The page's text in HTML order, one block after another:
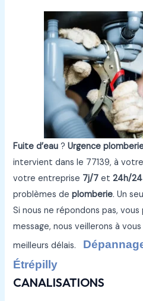
Fuite d’eau ?Urgence
intervient dans le 77139, à
votre entreprise 7j/7 et24h/24
problèmes deplomberie. Un
Si nous ne répondons pas, vous
message, nous veillerons à
meilleurs délais.
Étrépilly
CANALISATIONS